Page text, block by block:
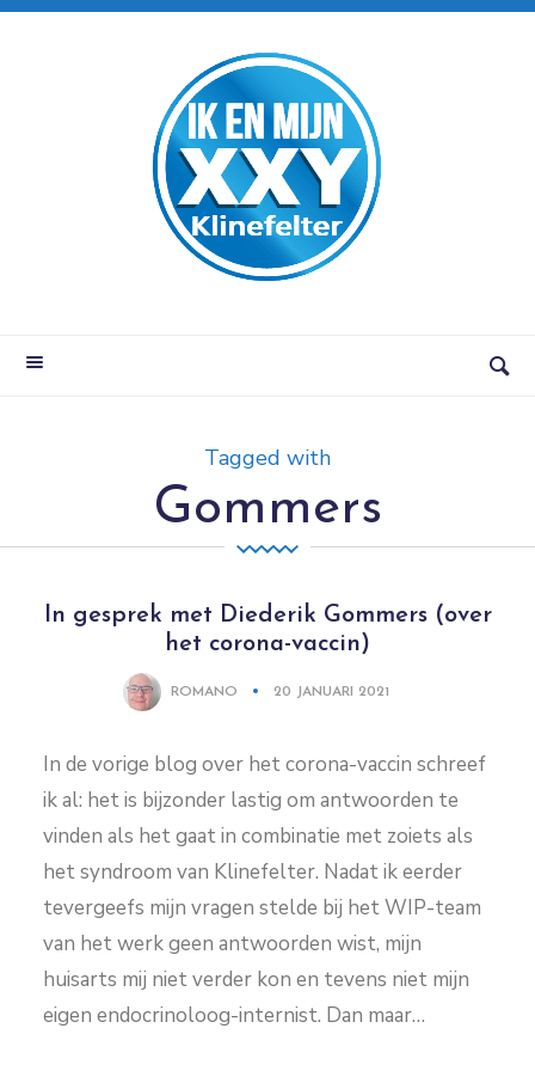
Tagged with
Gommers
In gesprek met Diederik Gommers (over
het corona-vaccin)
ROMANO 20 JANUARI 2021
In de vorige blog over het corona-vaccin schreef
ik al: het is bijzonder lastig om antwoorden te
vinden als het gaat in combinatie met zoiets als
het syndroom van Klinefelter. Nadat ik eerder
tevergeefs mijn vragen stelde bij het WIP-team
van het werk geen antwoorden wist, mijn
huisarts mij niet verder kon en tevens niet mijn
eigen endocrinoloog-internist. Dan maar…